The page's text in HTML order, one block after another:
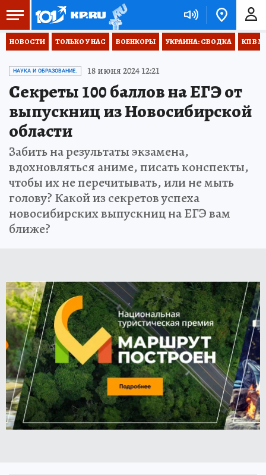
НОВОСТИ ТОЛЬКО У НАС ВОЕНКОРЫ УКРАИНА: СВОДКА КП В
НАУКА И ОБРАЗОВАНИЕ. 18 июня 2024 12:21
Секреты 100 баллов на ЕГЭ от
выпускниц из Новосибирской
области
Забить на результаты экзамена,
вдохновляться аниме, писать конспекты,
чтобы их не перечитывать, или не мыть
голову? Какой из секретов успеха
новосибирских выпускниц на ЕГЭ вам
ближе?